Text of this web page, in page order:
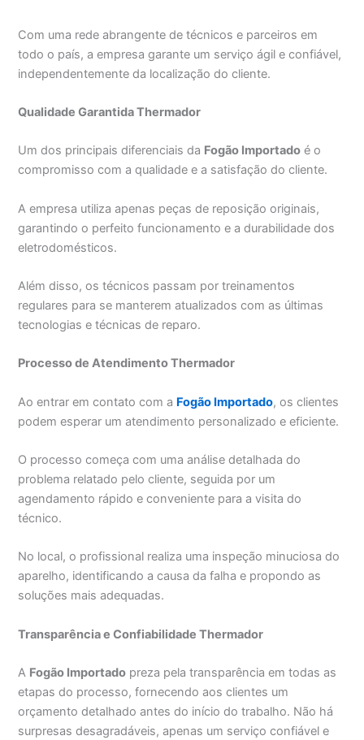
Com uma rede abrangente de técnicos e parceiros em
todo o país, a empresa garante um serviço ágil e confiável,
independentemente da localização do cliente.
Qualidade Garantida Thermador
Um dos principais diferenciais da Fogão Importado é o
compromisso com a qualidade e a satisfação do cliente.
A empresa utiliza apenas peças de reposição originais,
garantindo o perfeito funcionamento e a durabilidade dos
eletrodomésticos.
Além disso, os técnicos passam por treinamentos
regulares para se manterem atualizados com as últimas
tecnologias e técnicas de reparo.
Processo de Atendimento Thermador
Ao entrar em contato com a Fogão Importado, os clientes
podem esperar um atendimento personalizado e eficiente.
O processo começa com uma análise detalhada do
problema relatado pelo cliente, seguida por um
agendamento rápido e conveniente para a visita do
técnico.
No local, o profissional realiza uma inspeção minuciosa do
aparelho, identificando a causa da falha e propondo as
soluções mais adequadas.
Transparência e Confiabilidade Thermador
A Fogão Importado preza pela transparência em todas as
etapas do processo, fornecendo aos clientes um
orçamento detalhado antes do início do trabalho. Não há
surpresas desagradáveis, apenas um serviço confiável e